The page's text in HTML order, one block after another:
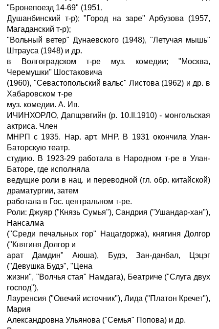
"Бронепоезд 14-69" (1951,
Душанбинский т-р); "Город на заре" Арбузова (1957,
Магаданский т-р);
"Вольный ветер" Дунаевского (1948), "Летучая мышь"
Штрауса (1948) и др.
в Волгоградском т-ре муз. комедии; "Москва,
Черемушки" Шостаковича
(1960), "Севастопольский вальс" Листова (1962) и др. в
Хабаровском т-ре
муз. комедии. А. Ив.
ИЧИНХОРЛО, Дапщэвгийн (р. 10.II.1910) - монгольская
актриса. Член
МНРП с 1935. Нар. арт. МНР. В 1931 окончила Улан-
Баторскую театр.
студию. В 1923-29 работала в Народном т-ре в Улан-
Баторе, где исполняла
ведущие роли в нац. и переводной (гл. обр. китайской)
драматургии, затем
работала в Гос. центральном т-ре.
Роли: Джуяр ("Князь Сумья"), Сандрия ("Ушандар-хан"),
Нансалма
("Среди печальных гор" Нацагдоржа), княгиня Долгор
("Княгиня Долгор и
арат Дамдин" Аюша), Будэ, Зан-данбал, Цэцэг
("Девушка Будэ", "Цена
жизни", "Волчья стая" Намдага), Беатриче ("Слуга двух
господ"),
Лауренсия ("Овечий источник"), Лида ("Платон Кречет"),
Мария
Александровна Ульянова ("Семья" Попова) и др.